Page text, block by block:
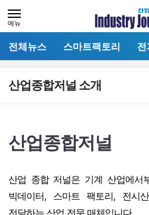
메뉴
전체뉴스 스마트팩토리 전
산업종합저널 소개
산업종합저널
산업 종합 저널은 기계 산업에서
빅데이터, 스마트 팩토리, 전시